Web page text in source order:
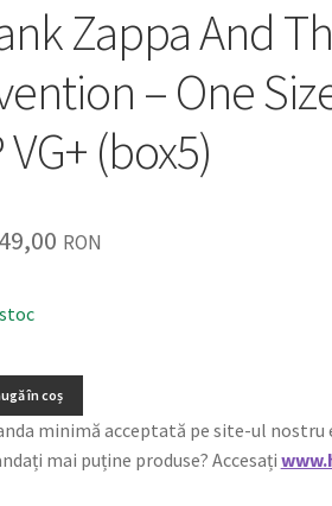
Zappa And
– One
VG+ (box5)
RON
în coș
minimă acceptată pe site-ul nostru
mai puține produse? Accesați